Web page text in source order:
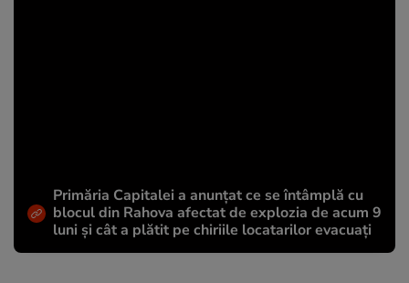
Primăria Capitalei a anunțat ce se întâmplă cu
blocul din Rahova afectat de explozia de acum 9
luni și cât a plătit pe chiriile locatarilor evacuați